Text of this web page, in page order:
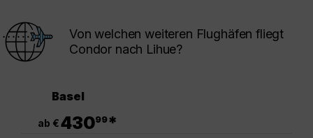
Von welchen weiteren Flughäfen fliegt
Condor nach Lihue?
Basel
ab €43099*